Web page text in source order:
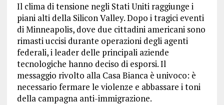
Il clima di tensione negli Stati Uniti raggiunge i
piani alti della Silicon Valley. Dopo i tragici eventi
di Minneapolis, dove due cittadini americani sono
rimasti uccisi durante operazioni degli agenti
federali, i leader delle principali aziende
tecnologiche hanno deciso di esporsi. Il
messaggio rivolto alla Casa Bianca è univoco: è
necessario fermare le violenze e abbassare i toni
della campagna anti-immigrazione.